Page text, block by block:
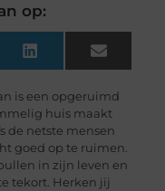
op:
LinkedIn Email
is een opgeruimd
huis maakt
de netste mensen
goed op te ruimen.
in zijn leven en
tekort. Herken jij